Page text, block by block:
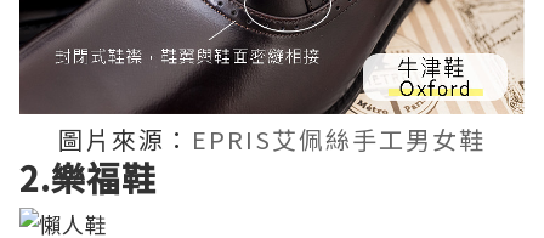
圖片來源： EPRIS艾佩絲手工男女鞋
2.樂福鞋